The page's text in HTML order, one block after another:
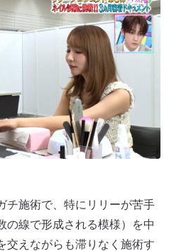
チ施術で、特にリリーが苦手
の線で形成される模様）を中
交えながらも滞りなく施術す